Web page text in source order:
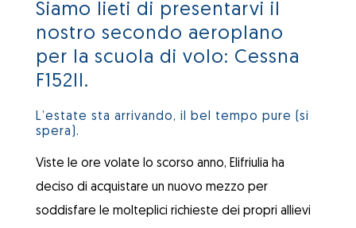
Siamo lieti di presentarvi il
nostro secondo aeroplano
per la scuola di volo: Cessna
F152II.
L’estate sta arrivando, il bel tempo pure (si
spera).
Viste le ore volate lo scorso anno, Elifriulia ha
deciso di acquistare un nuovo mezzo per
soddisfare le molteplici richieste dei propri allievi